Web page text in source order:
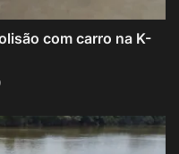
com carro na K-